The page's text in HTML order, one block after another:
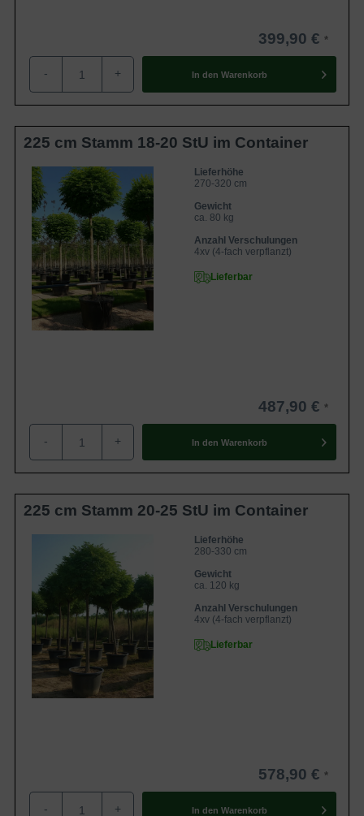
399,90 €
- + In den Warenkorb
225 cm Stamm 18-20 StU im Container
Lieferhöhe
270-320 cm
Gewicht
ca. 80 kg
Anzahl Verschulungen
4xv (4-fach verpflanzt)
Lieferbar
487,90 €
- + In den Warenkorb
225 cm Stamm 20-25 StU im Container
Lieferhöhe
280-330 cm
Gewicht
ca. 120 kg
Anzahl Verschulungen
4xv (4-fach verpflanzt)
Lieferbar
578,90 €
- + In den Warenkorb